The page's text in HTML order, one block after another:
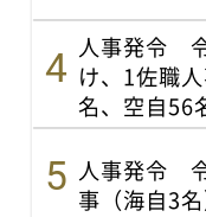
人事発令
け、1佐職
名、空自56
人事発令
事（海自3名